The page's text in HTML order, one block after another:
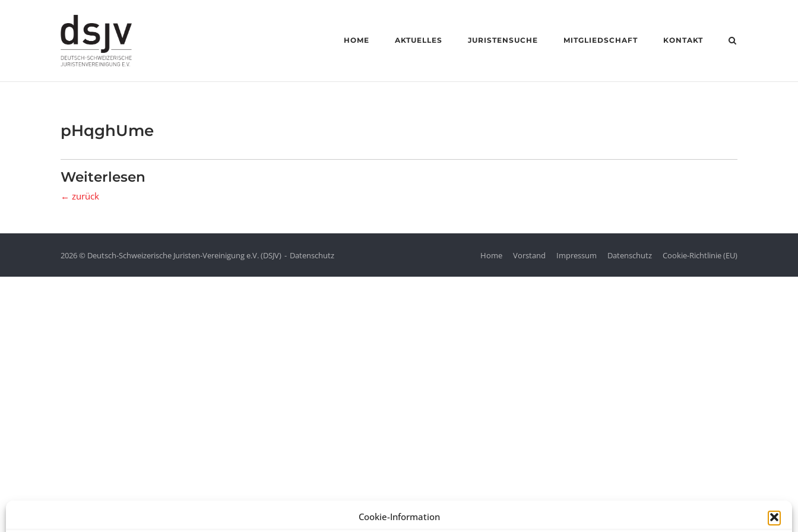
Cookie-Information
HOME AKTUELLES JURISTENSUCHE MITGLIEDSCHAFT KONTAKT
pHqghUme
Weiterlesen
← zurück
2026 © Deutsch-Schweizerische Juristen-Vereinigung e.V. (DSJV) Datenschutz Home Vorstand Impressum Datenschutz Cookie-Richtlinie (EU)